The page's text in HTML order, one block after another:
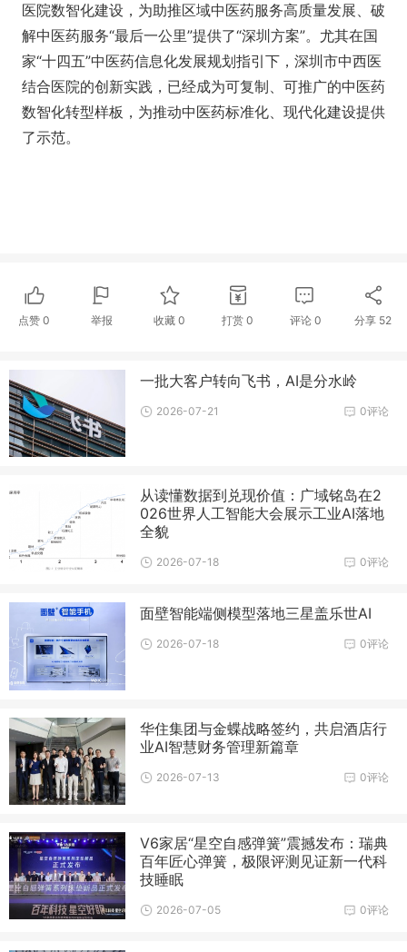
医院数智化建设，为助推区域中医药服务高质量发展、破
解中医药服务“最后一公里”提供了“深圳方案”。尤其在国
家“十四五”中医药信息化发展规划指引下，深圳市中西医
结合医院的创新实践，已经成为可复制、可推广的中医药
数智化转型样板，为推动中医药标准化、现代化建设提供
了示范。
点赞 0 举报 收藏0 打赏 0 评论 0 分享 52
一批大客户转向飞书，AI是分水岭
0评论
2026-07-21
从读懂数据到兑现价值：广域铭岛在2
026世界人工智能大会展示工业AI落地
全貌
0评论
2026-07-18
面壁智能端侧模型落地三星盖乐世AI
0评论
2026-07-18
华住集团与金蝶战略签约，共启酒店行
业AI智慧财务管理新篇章
0评论
2026-07-13
V6家居“星空自感弹簧”震撼发布：瑞典
百年匠心弹簧，极限评测见证新一代科
技睡眠
0评论
2026-07-05